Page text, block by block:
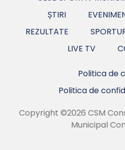
ȘTIRI
REZULTATE
LIVE TV
Politica de
Politica de
Copyright ©2026 CSM
Municipal